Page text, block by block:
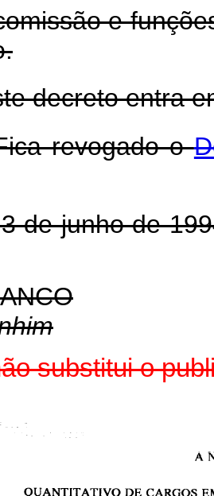
e
decreto entra
revogado o
de junho de
substitui o